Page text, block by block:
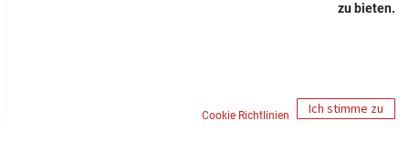
zu bieten.
Cookie Richtlinien Ich stimme zu